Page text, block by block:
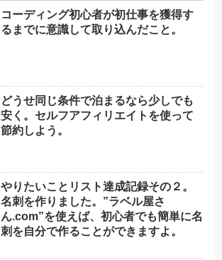
コーディング初心者が初仕事を獲得す
るまでに意識して取り込んだこと。
どうせ同じ条件で泊まるなら少しでも
安く。セルフアフィリエイトを使って
節約しよう。
やりたいことリスト達成記録その２。
名刺を作りました。”ラベル屋さ
ん.com”を使えば、初心者でも簡単に名
刺を自分で作ることができますよ。